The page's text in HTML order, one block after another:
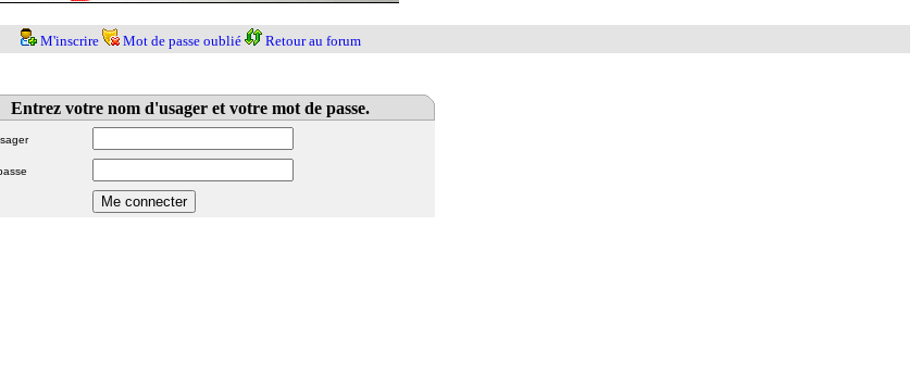
M'inscrire Mot de passe oublié Retour au forum
Entrez votre nom d'usager et votre mot de passe.